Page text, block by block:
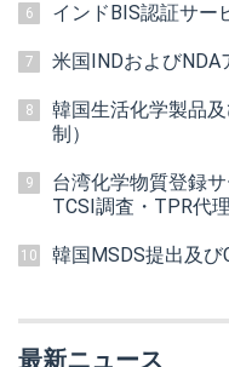
6 インドBIS認証サー
7 米国INDおよびNDA
8
韓国生活化学製品
制）
9
台湾化学物質登録サ
TCSI調査・TPR代理
10 韓国MSDS提出及び
最新ニュース